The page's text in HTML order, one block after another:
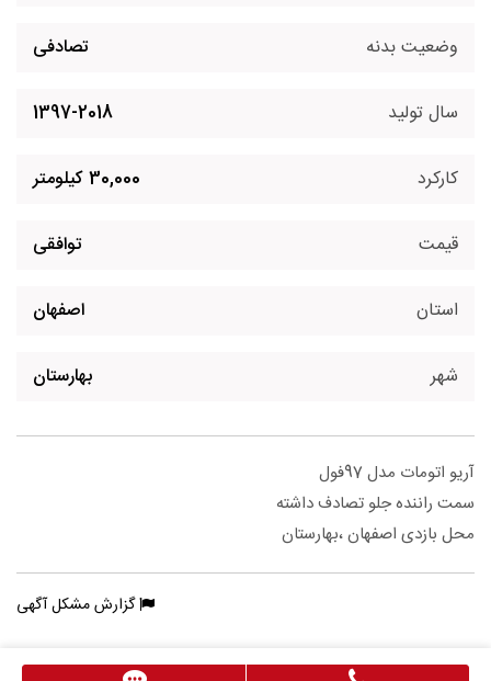
وضعیت بدنه تصادفی
سال تولید 1397-2018
کارکرد 30,000 کیلومتر
قیمت توافقی
استان اصفهان
شهر بهارستان
آریو اتومات مدل 97فول
سمت راننده جلو تصادف داشته
محل بازدی اصفهان ،بهارستان
گزارش مشکل آگهی